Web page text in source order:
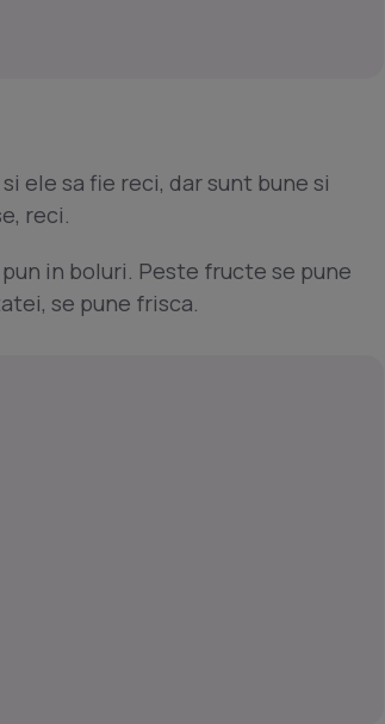
ele sa fie reci, dar sunt bune si
reci.
in boluri. Peste fructe se pune
se pune frisca.